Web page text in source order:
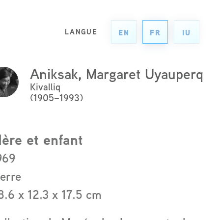
LANGUE EN FR IU
Aniksak, Margaret Uyauperq
Kivalliq
(1905–1993)
et enfant
x 12.3 x 17.5 cm